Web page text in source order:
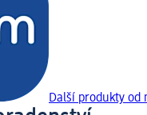
Další produkty od